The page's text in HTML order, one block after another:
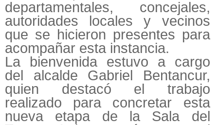
departamentales, concejales,
autoridades locales y vecinos
que se hicieron presentes para
acompañar esta instancia.
La bienvenida estuvo a cargo
del alcalde Gabriel Bentancur,
quien destacó el trabajo
realizado para concretar esta
nueva etapa de la Sala del